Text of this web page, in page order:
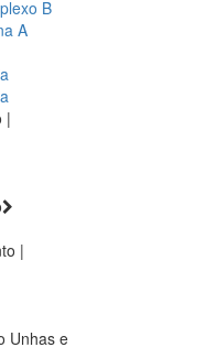
B
A
|
|
Unhas e